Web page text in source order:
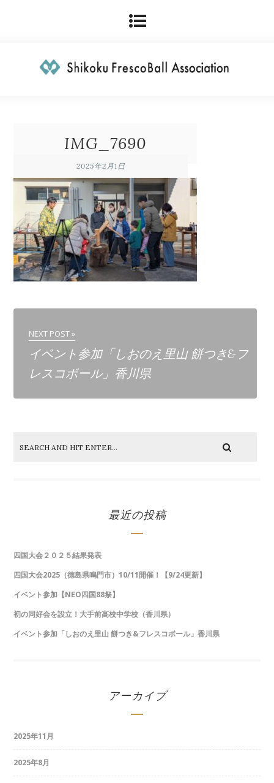
IMG_7690
2025年2月1日
NEXT POST »
イベント参加「しおのえ里山 餅つき&フ
レスコボール」香川県
最近の投稿
四国大会２０２５結果発表
四国大会2025（徳島県鳴門市）10/11開催！【9/24更新】
イベント参加【NEO四国88祭】
初の同好会を設立！大手前高校中学校（香川県）
イベント参加「しおのえ里山 餅つき&フレスコボール」香川県
アーカイブ
2025年11月
2025年8月